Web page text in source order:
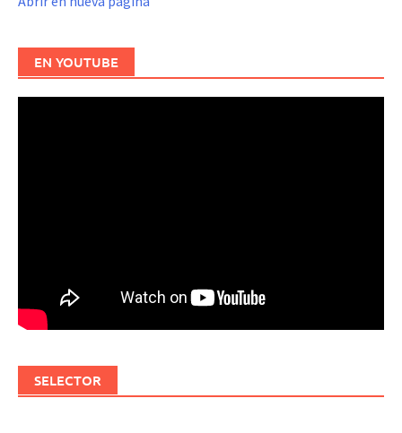
EN YOUTUBE
SELECTOR